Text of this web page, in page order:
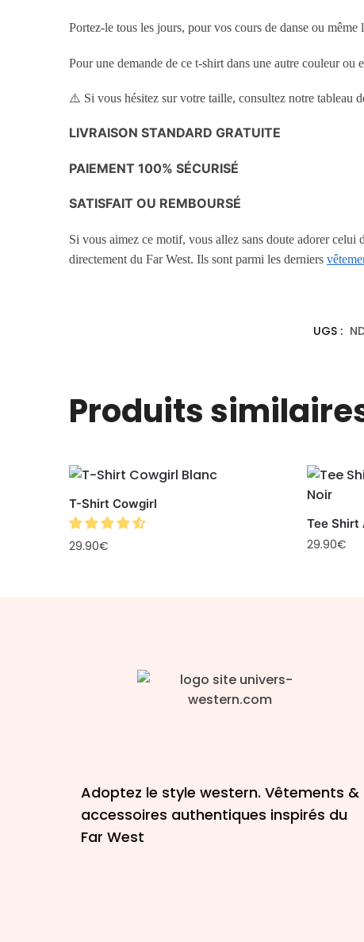
Portez-le tous les jours, pour vos cours de danse ou
Pour une demande de ce t-shirt dans une autre couleur
⚠️ Si vous hésitez sur votre taille, consultez notre tableau
LIVRAISON STANDARD GRATUITE
PAIEMENT 100% SÉCURISÉ
SATISFAIT OU REMBOURSÉ
Si vous aimez ce motif, vous allez sans doute adorer celui
directement du Far West. Ils sont parmi les derniers
UGS :
Produits
T-Shirt Cowgirl
29.90€
Tee Shirt
29.90€
Adoptez le style western. Vêtements &
accessoires authentiques inspirés du
Far West